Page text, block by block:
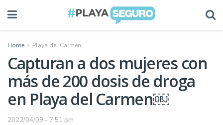
Home Playa del Carmen
Capturan a dos mujeres con
más de 200 dosis de droga
en Playa del Carmen￼
2022/04/09 - 7:51 pm